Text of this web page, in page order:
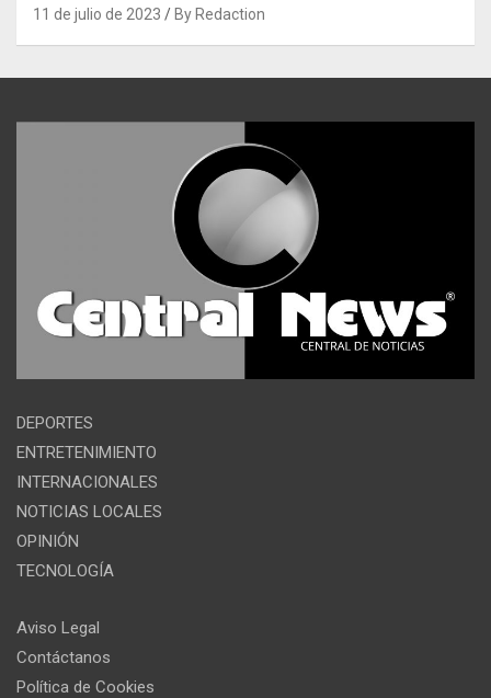
11 de julio de 2023 By Redaction
DEPORTES
ENTRETENIMIENTO
INTERNACIONALES
NOTICIAS LOCALES
OPINIÓN
TECNOLOGÍA
Aviso Legal
Contáctanos
Política de Cookies